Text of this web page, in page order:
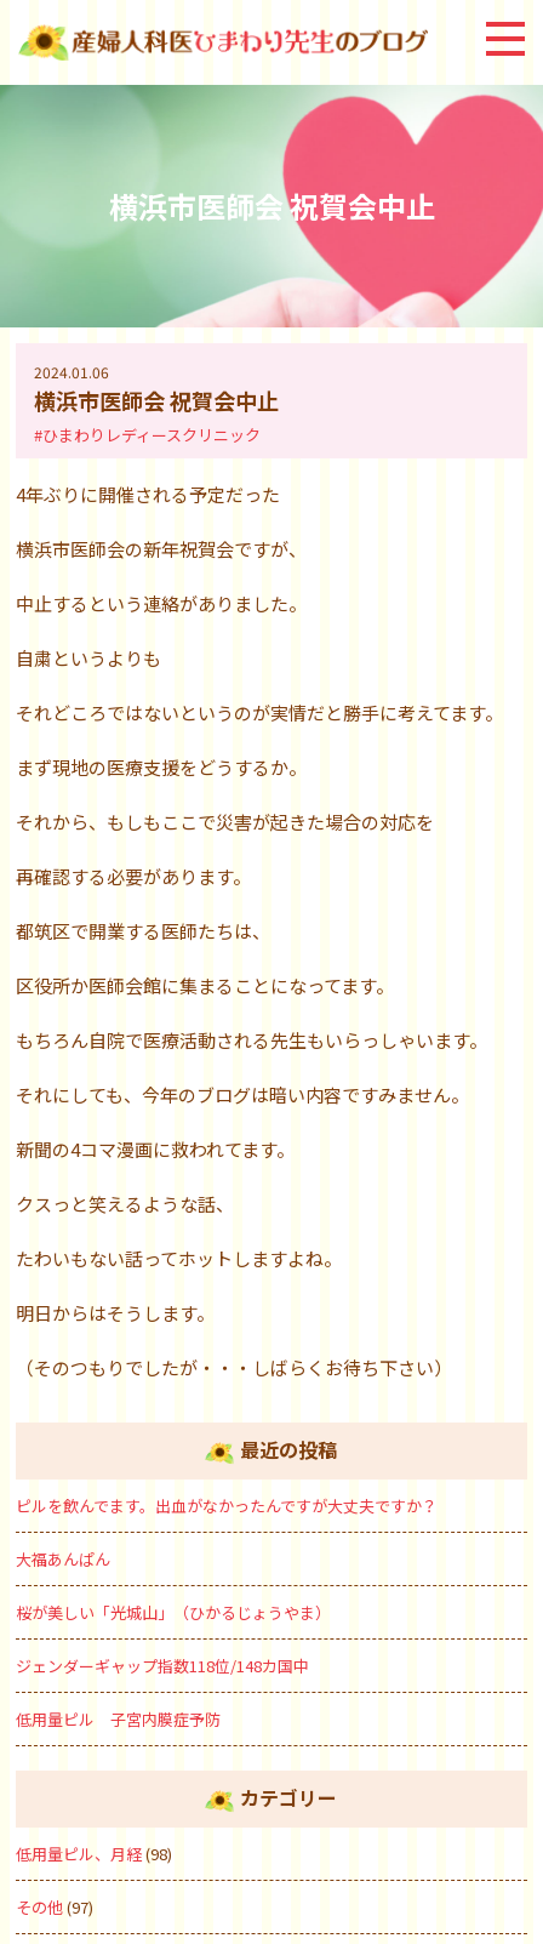
横浜市医師会 祝賀会中止
2024.01.06
横浜市医師会 祝賀会中止
#ひまわりレディースクリニック
4年ぶりに開催される予定だった
横浜市医師会の新年祝賀会ですが、
中止するという連絡がありました。
自粛というよりも
それどころではないというのが実情だと勝手に考えてます。
まず現地の医療支援をどうするか。
それから、もしもここで災害が起きた場合の対応を
再確認する必要があります。
都筑区で開業する医師たちは、
区役所か医師会館に集まることになってます。
もちろん自院で医療活動される先生もいらっしゃいます。
それにしても、今年のブログは暗い内容ですみません。
新聞の4コマ漫画に救われてます。
クスっと笑えるような話、
たわいもない話ってホットしますよね。
明日からはそうします。
（そのつもりでしたが・・・しばらくお待ち下さい）
最近の投稿
ピルを飲んでます。出血がなかったんですが大丈夫ですか？
大福あんぱん
桜が美しい「光城山」（ひかるじょうやま）
ジェンダーギャップ指数118位/148カ国中
低用量ピル 子宮内膜症予防
カテゴリー
低用量ピル、月経(98)
その他(97)